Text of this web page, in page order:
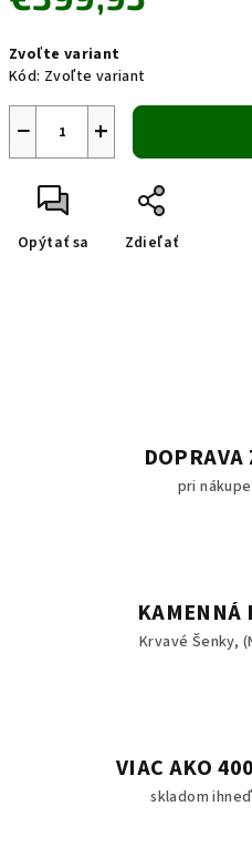
cena:
Zvoľte variant
Kód: Zvoľte variant
+
−
Opýtať sa Zdieľať
DOPRAVA
pri
KAMENNÁ
Krvavé Šenky,
VIAC AKO
skladom